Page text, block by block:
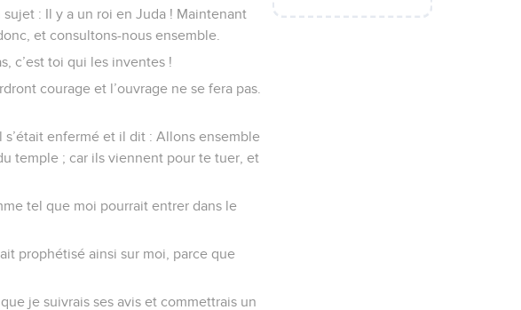
: Il y a un roi en Juda ! Maintenant
et consultons-nous ensemble.
c’est toi qui les inventes !
courage et l’ouvrage ne se fera pas.
enfermé et il dit : Allons ensemble
temple ; car ils viennent pour te tuer, et
tel que moi pourrait entrer dans le
prophétisé ainsi sur moi, parce que
je suivrais ses avis et commettrais un